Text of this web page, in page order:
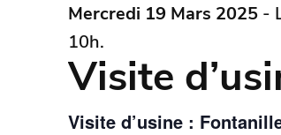
Mercredi 19 Mars 2025 -
10h.
Visite
Visite d’usine :